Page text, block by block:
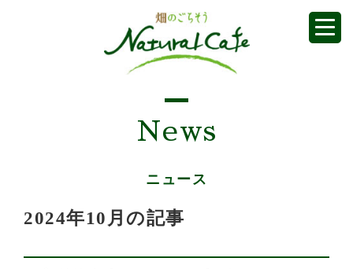
News
ニュース
2024年10月の記事